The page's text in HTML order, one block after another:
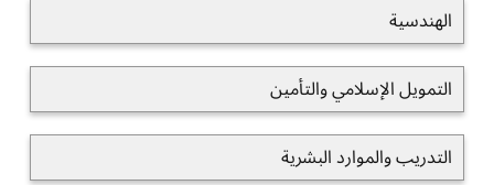
الهندسية
التمويل الإسلامي والتأمين
التدريب والموارد البشرية